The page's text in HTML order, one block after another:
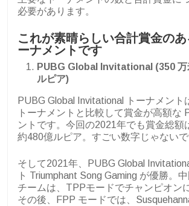
必要があります。
これが素晴らしい合計賞金のあ
ーナメントです
PUBG Global Invitational (350 万
ルピア)
PUBG Global Invitational トーナメント
トーナメントと比較して賞金が高額な
ントです。今回の2021年でも賞金総額
約480億ルピア。すごい数字じゃないで
そして2021年、PUBG Global
ト Triumphant Song Gaming が優勝。
チームは、TPPモードでチャンピオン
その後、FPP モードでは、